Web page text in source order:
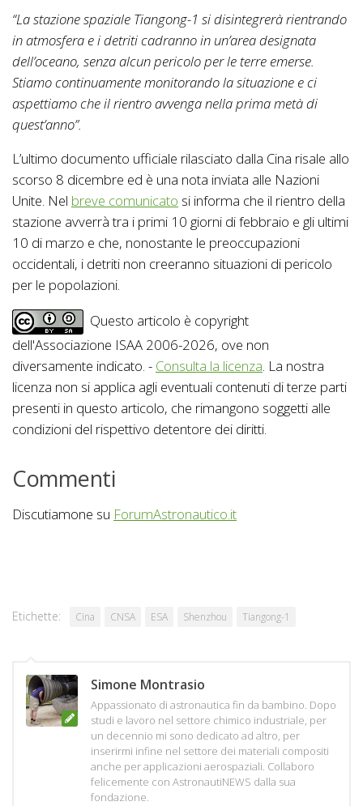
“La stazione spaziale Tiangong-1 si disintegrerà rientrando
in atmosfera e i detriti cadranno in un’area designata
dell’oceano, senza alcun pericolo per le terre emerse.
Stiamo continuamente monitorando la situazione e ci
aspettiamo che il rientro avvenga nella prima metà di
quest’anno”.
L’ultimo documento ufficiale rilasciato dalla Cina risale allo
scorso 8 dicembre ed è una nota inviata alle Nazioni
Unite. Nel breve comunicato si informa che il rientro della
stazione avverrà tra i primi 10 giorni di febbraio e gli ultimi
10 di marzo e che, nonostante le preoccupazioni
occidentali, i detriti non creeranno situazioni di pericolo
per le popolazioni.
Questo articolo è copyright
dell'Associazione ISAA 2006-2026, ove non
diversamente indicato. - Consulta la licenza. La nostra
licenza non si applica agli eventuali contenuti di terze parti
presenti in questo articolo, che rimangono soggetti alle
condizioni del rispettivo detentore dei diritti.
Commenti
Discutiamone su ForumAstronautico.it
Etichette: Cina CNSA ESA Shenzhou Tiangong-1
Simone Montrasio
Appassionato di astronautica fin da bambino. Dopo
studi e lavoro nel settore chimico industriale, per
un decennio mi sono dedicato ad altro, per
inserirmi infine nel settore dei materiali compositi
anche per applicazioni aerospaziali. Collaboro
felicemente con AstronautiNEWS dalla sua
fondazione.